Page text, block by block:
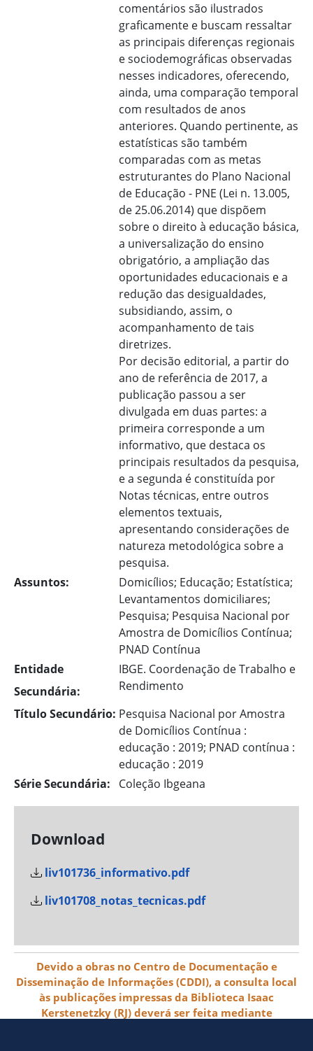
comentários são ilustrados
graficamente e buscam ressaltar
as principais diferenças regionais
e sociodemográficas observadas
nesses indicadores, oferecendo,
ainda, uma comparação temporal
com resultados de anos
anteriores. Quando pertinente, as
estatísticas são também
comparadas com as metas
estruturantes do Plano Nacional
de Educação - PNE (Lei n. 13.005,
de 25.06.2014) que dispõem
sobre o direito à educação básica,
a universalização do ensino
obrigatório, a ampliação das
oportunidades educacionais e a
redução das desigualdades,
subsidiando, assim, o
acompanhamento de tais
diretrizes.
Por decisão editorial, a partir do
ano de referência de 2017, a
publicação passou a ser
divulgada em duas partes: a
primeira corresponde a um
informativo, que destaca os
principais resultados da pesquisa,
e a segunda é constituída por
Notas técnicas, entre outros
elementos textuais,
apresentando considerações de
natureza metodológica sobre a
pesquisa.
Assuntos:
Domicílios; Educação; Estatística;
Levantamentos domiciliares;
Pesquisa; Pesquisa Nacional por
Amostra de Domicílios Contínua;
PNAD Contínua
Entidade
Secundária:
IBGE. Coordenação de Trabalho e
Rendimento
Título Secundário: Pesquisa Nacional por Amostra
de Domicílios Contínua :
educação : 2019; PNAD contínua :
educação : 2019
Série Secundária:
Coleção Ibgeana
Download
liv101736_informativo.pdf
liv101708_notas_tecnicas.pdf
Devido a obras no Centro de Documentação e
Disseminação de Informações (CDDI), a consulta local
às publicações impressas da Biblioteca Isaac
Kerstenetzky (RJ) deverá ser feita mediante